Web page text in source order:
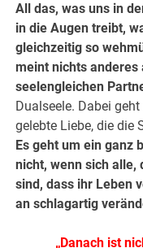
All das, was uns in
in die Augen treibt,
gleichzeitig so
meint nichts anderes
seelengleichen
Dualseele. Dabei
gelebte Liebe, die die
Es geht um ein ganz
nicht, wenn sich alle,
sind, dass ihr Leben
an schlagartig
„Danach ist